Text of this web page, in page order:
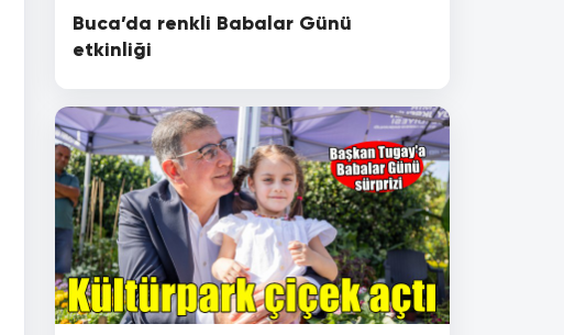
Buca’da renkli Babalar Günü
etkinliği